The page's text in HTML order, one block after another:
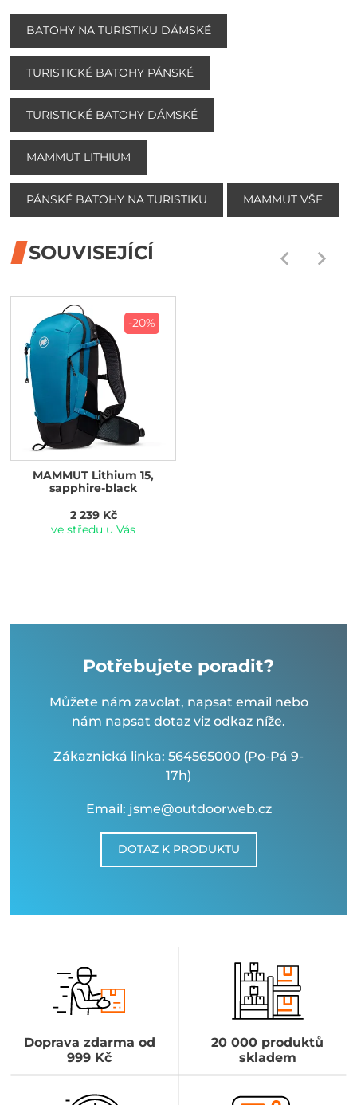
BATOHY NA TURISTIKU DÁMSKÉ
TURISTICKÉ BATOHY PÁNSKÉ
TURISTICKÉ BATOHY DÁMSKÉ
MAMMUT LITHIUM
PÁNSKÉ BATOHY NA TURISTIKU MAMMUT VŠE
SOUVISEJÍCÍ
-20%
MAMMUT Lithium 15,
sapphire-black
2 239 Kč
ve středu u Vás
Potřebujete poradit?
Můžete nám zavolat, napsat email nebo
nám napsat dotaz viz odkaz níže.
Zákaznická linka: 564565000 (Po-Pá 9-
17h)
Email: jsme@outdoorweb.cz
DOTAZ K PRODUKTU
Doprava zdarma od
999 Kč
20 000 produktů
skladem